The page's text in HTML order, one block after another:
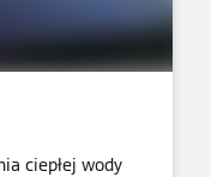
ciepłej wody